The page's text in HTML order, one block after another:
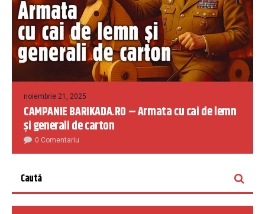
noiembrie 21, 2025
CAMPANIE BARIKADA.RO – Armata cu cai de lemn
și generali de carton
0 Comentariu